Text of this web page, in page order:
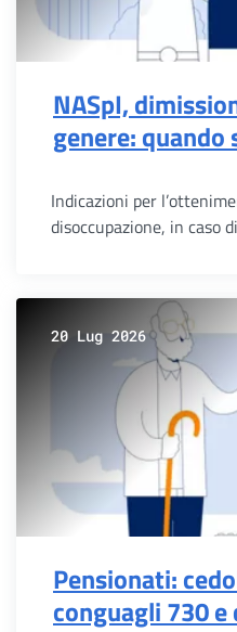
NASpI,
genere:
Indicazioni per
disoccupazione, in caso
20 Lug 2026
Pensionati:
conguagli 730